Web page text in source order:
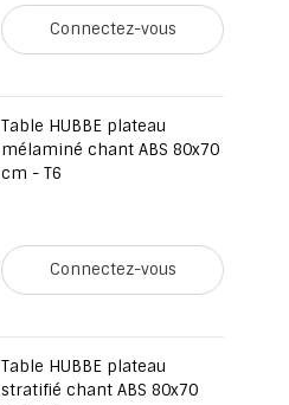
Connectez-vous
Table HUBBE plateau
mélaminé chant ABS 80x70
cm - T6
Connectez-vous
Table HUBBE plateau
stratifié chant ABS 80x70